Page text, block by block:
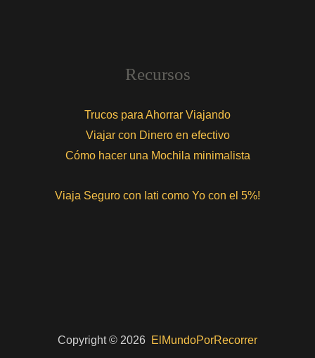
Recursos
Trucos para Ahorrar Viajando
Viajar con Dinero en efectivo
Cómo hacer una Mochila minimalista
Viaja Seguro con Iati como Yo con el 5%!
Copyright © 2026 ElMundoPorRecorrer